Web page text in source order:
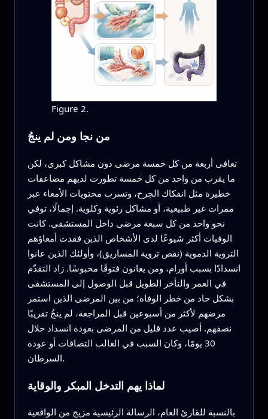
Figure 2.
من نجا ومن لم ينجُ
تعافى أربعة من كل خمسة مرضى دون مشاكل كبرى، لكن
ما يقرب من واحد من كل خمسة تطورت لديهم مضاعفات
خطيرة مثل انفكاك الجرح، وتسرب محتويات الأمعاء عبر
ممرات غير طبيعية، أو مشاكل رئوية وكلوية. إجمالًا، توفي
نحو واحد من كل سبعة مرضى داخل المستشفى. كانت
الوفيات أكثر شيوعًا لدى الأشخاص الذين فقدت أمعاؤهم
التروية الدموية (نقص تروية المساريق)، وأولئك الذين عانوا
انسدادًا بسبب أورام، ومن يعانون فتوقًا محبوسًا. زاد التقدّم
في العمر والتأخر الطويل قبل الوصول إلى المستشفى
بشكل حاد من خطر الوفاة؛ من بين المرضى الذين استمر
مرضهم لأكثر من أسبوعين قبل المراجعة، لم ينجُ تقريبًا
نصفهم. أصيب عدد قليل من المرضى بعودة انسداد خلال
30 يومًا، وكان السبب في الغالب التصاقات أو عودة
السرطان.
لماذا يهم التدخل المبكر والوقاية
بالنسبة للقارئ العام، الرسالة الرئيسية مزيج من الواقعية